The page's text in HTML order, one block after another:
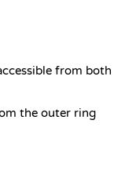
from both
the outer ring